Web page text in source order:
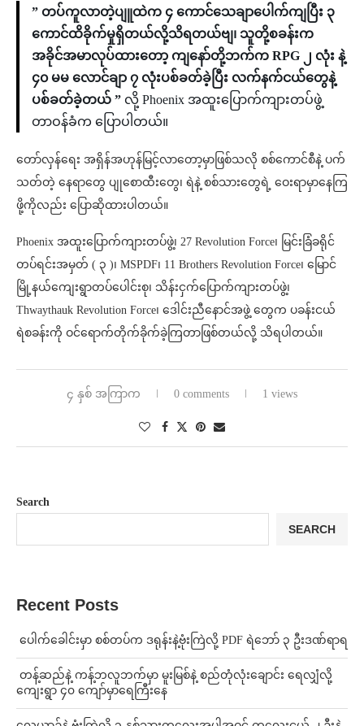
” တပ်ကူလာတဲ့ပျူထဲက ၄ ကောင်သေချာပေါက်ကျပြီး ၃
ကောင်ထိခိုက်မှုရှိတယ်လို့သိရတယ်ဗျ၊ သူတို့စခန်းက
အခိုင်အမာလုပ်ထားတော့ ကျနော်တို့ဘက်က RPG ၂ လုံး နဲ့
၄၀ မမ လောင်ချာ ၇ လုံးပစ်ခတ်ခဲ့ပြီး လက်နက်ငယ်တွေနဲ့
ပစ်ခတ်ခဲ့တယ် ” လို့ Phoenix အထူးပြောက်ကျားတပ်ဖွဲ့
တာဝန်ခံက ပြောပါတယ်။
တော်လှန်ရေး အရှိန်အဟုန်မြင့်လာတော့မှာဖြစ်သလို စစ်ကောင်စီနဲ့ ပက်
သတ်တဲ့ နေရာတွေ ပျုစောထီးတွေ၊ ရဲနဲ့ စစ်သားတွေရဲ့ ဝေးရာမှာနေကြ
ဖို့ကိုလည်း ပြောဆိုထားပါတယ်။
Phoenix အထူးပြောက်ကျားတပ်ဖွဲ့၊ 27 Revolution Force၊ မြင်းခြံခရိုင်
တပ်ရင်းအမှတ် ( ၃ )၊ MSPDF၊ 11 Brothers Revolution Force၊ မြောင်
မြို့နယ်ကျေးရွာတပ်ပေါင်းစု၊ သိန်းငှက်ပြောက်ကျားတပ်ဖွဲ့၊
Thwaythauk Revolution Force၊ ဒေါင်းညီနောင်အဖွဲ့ တွေက ပခန်းငယ်
ရဲစခန်းကို ဝင်ရောက်တိုက်ခိုက်ခဲ့ကြတာဖြစ်တယ်လို့ သိရပါတယ်။
၄ နှစ် အကြာက 0 comments 1 views
Search
SEARCH
Recent Posts
⁩ ⁨ပေါက်ခေါင်းမှာ စစ်တပ်က ဒရုန်းနဲ့ဗုံးကြဲလို့ PDF ရဲဘော် ၃ ဦးဒဏ်ရာရ
⁩ ⁨တန့်ဆည်နဲ့ ကန့်ဘလူဘက်မှာ မူးမြစ်နဲ့ စည်တုံလုံးချောင်း ရေလျှံလို့
ကျေးရွာ ၄၀ ကျော်မှာရေကြီးနေ